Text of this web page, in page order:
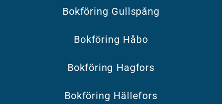
Bokföring Gullspång
Bokföring Håbo
Bokföring Hagfors
Bokföring Hällefors